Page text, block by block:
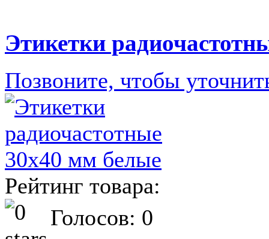
Этикетки
Позвоните, чтобы
Рейтинг товара:
Голосов: 0